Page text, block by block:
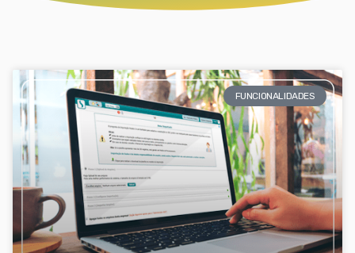
FUNCIONALIDADES